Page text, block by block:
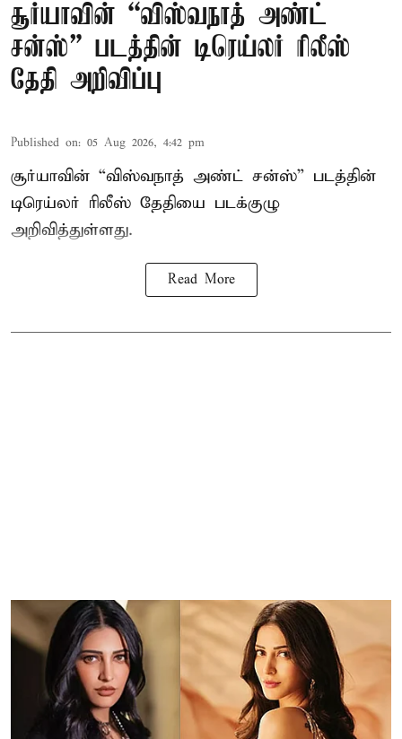
சூர்யாவின் “விஸ்வநாத் அண்ட்
சன்ஸ்” படத்தின் டிரெய்லர் ரிலீஸ்
தேதி அறிவிப்பு
Published on: 05 Aug 2026, 4:42 pm
சூர்யாவின் “விஸ்வநாத் அண்ட் சன்ஸ்” படத்தின்
டிரெய்லர் ரிலீஸ் தேதியை படக்குழு
அறிவித்துள்ளது.
Read More